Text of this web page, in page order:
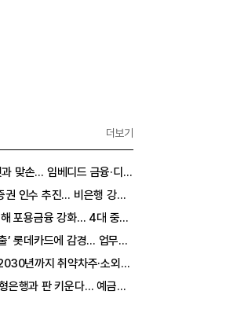
더보기
베디드 금융·디지털 자산 신사업 추진
… 비은행 강화 ‘금융그룹’ 도약 발판
… 4대 중심축 중심 상반기 목표 60% 달성
카드에 감경... 업무정지 1.5개월
취약차주·소외계층에 30조원 지원”
운다… 예금토큰으로 국가 간 결제 성공